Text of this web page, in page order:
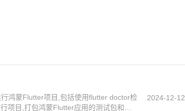
鸿蒙Flutter项目,包括使用flutter doctor检
项目,打包鸿蒙Flutter应用的测试包和正
2024-12-12